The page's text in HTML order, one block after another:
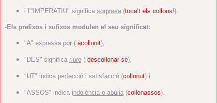
i l’"IMPERATIU" significa sorpresa(toca’t els collons!).
-Els prefixos i sufixos modulen el seu significat:
"A" expressa por(acollonit),
"DES" significa riure(descollonar-se),
"UT" indica perfecció i satisfacció(collonut) i
"ASSOS" indica indolència o abúlia(collonassos).